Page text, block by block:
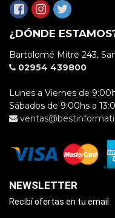
¿DÓNDE
Bartolomé Mitre 243,
02954 439800
Lunes a Viernes de
Sábados de 9:00hs a
NEWSLETTER
Recibí ofertas en tu email